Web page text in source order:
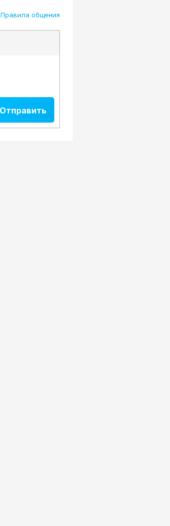
Правила общения